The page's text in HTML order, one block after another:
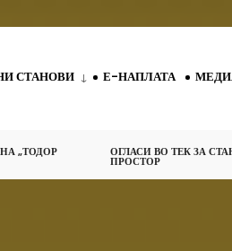
СТАНОВИ Е-НАПЛАТА
„ТОДОР ОГЛАСИ ВО ТЕК ЗА
ПРОСТОР